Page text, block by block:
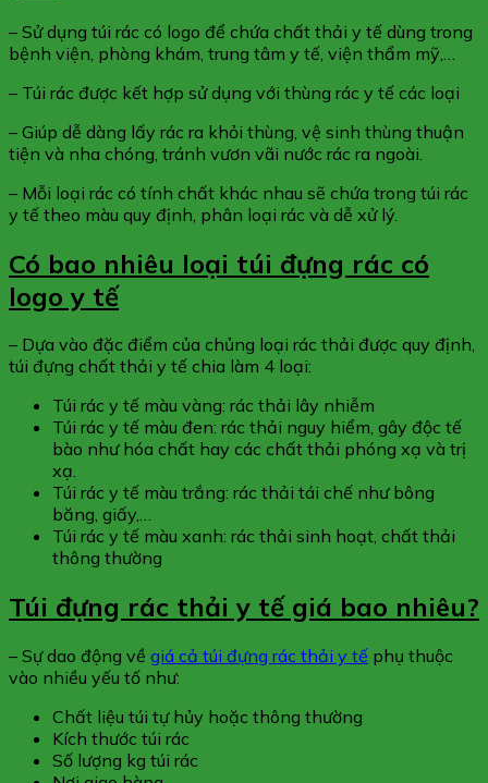
– Sử dụng túi rác có logo để chứa chất thải y tế dùng trong
bệnh viện, phòng khám, trung tâm y tế, viện thẩm mỹ,…
– Túi rác được kết hợp sử dụng với thùng rác y tế các loại
– Giúp dễ dàng lấy rác ra khỏi thùng, vệ sinh thùng thuận
tiện và nha chóng, tránh vươn vãi nước rác ra ngoài.
– Mỗi loại rác có tính chất khác nhau sẽ chứa trong túi rác
y tế theo màu quy định, phân loại rác và dễ xử lý.
Có bao nhiêu loại túi đựng rác có
logo y tế
– Dựa vào đặc điểm của chủng loại rác thải được quy định,
túi đựng chất thải y tế chia làm 4 loại:
Túi rác y tế màu vàng: rác thải lây nhiễm
Túi rác y tế màu đen: rác thải nguy hiểm, gây độc tế
bào như hóa chất hay các chất thải phóng xạ và trị
xạ.
Túi rác y tế màu trắng: rác thải tái chế như bông
băng, giấy,…
Túi rác y tế màu xanh: rác thải sinh hoạt, chất thải
thông thường
Túi đựng rác thải y tế giá bao nhiêu?
– Sự dao động về giá cả túi đựng rác thải y tế phụ thuộc
vào nhiều yếu tố như:
Chất liệu túi tự hủy hoặc thông thường
Kích thước túi rác
Số lượng kg túi rác